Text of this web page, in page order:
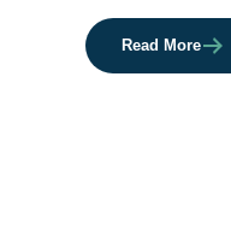
Read More